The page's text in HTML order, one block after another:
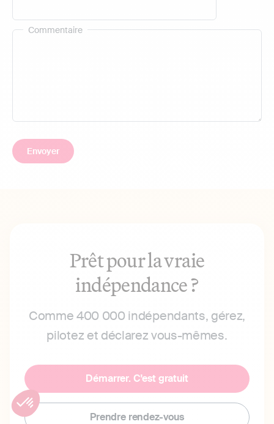
Commentaire
Prêt pour la vraie
indépendance ?
Comme 400 000 indépendants, gérez,
pilotez et déclarez vous-mêmes.
Démarrer. C'est gratuit
Prendre rendez-vous